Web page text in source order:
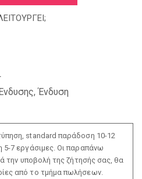
,Ένδυση
standard παράδοση 10-12
7 εργάσιμες. Οι παραπάνω
την υποβολή της ζήτησής σας, θα
από το τμήμα πωλήσεων.